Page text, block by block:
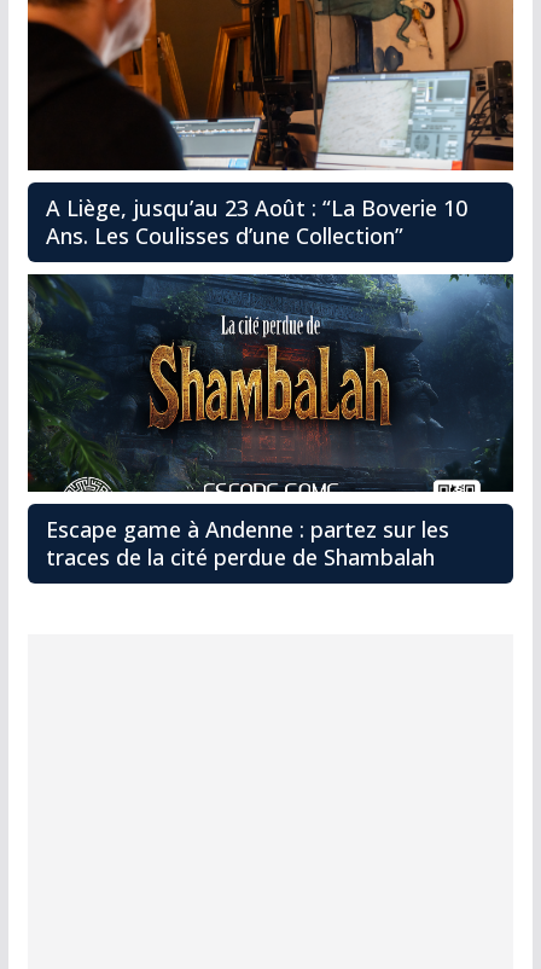
A Liège, jusqu’au 23 Août : “La Boverie 10
Ans. Les Coulisses d’une Collection”
Escape game à Andenne : partez sur les
traces de la cité perdue de Shambalah